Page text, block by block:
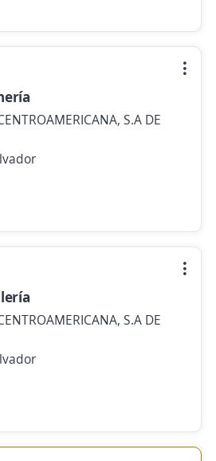
S.A DE
S.A DE